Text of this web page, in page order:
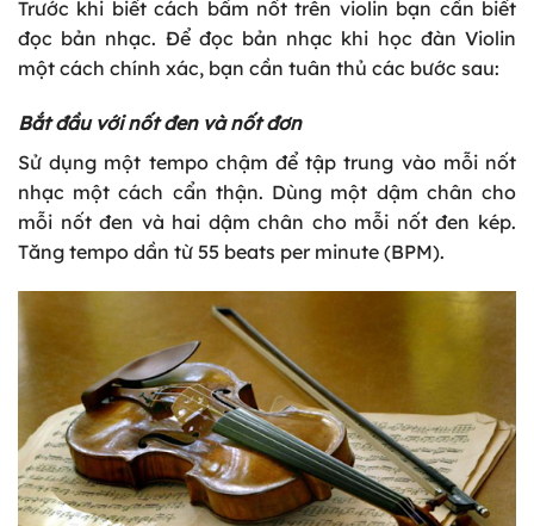
Trước khi biết cách bấm nốt trên violin bạn cần biết
đọc bản nhạc. Để đọc bản nhạc khi học đàn Violin
một cách chính xác, bạn cần tuân thủ các bước sau:
Bắt đầu với nốt đen và nốt đơn
Sử dụng một tempo chậm để tập trung vào mỗi nốt
nhạc một cách cẩn thận. Dùng một dậm chân cho
mỗi nốt đen và hai dậm chân cho mỗi nốt đen kép.
Tăng tempo dần từ 55 beats per minute (BPM).